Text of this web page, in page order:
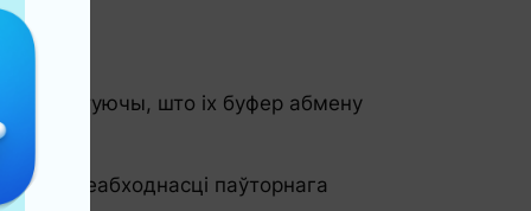
гарантуючы, што іх буфер абмену
без неабходнасці паўторнага